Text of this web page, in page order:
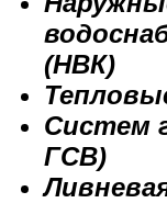
(НВК)
Систем
ГСВ)